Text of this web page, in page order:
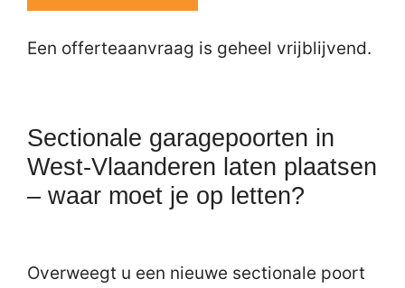
Een offerteaanvraag is geheel vrijblijvend.
Sectionale garagepoorten in
West-Vlaanderen laten plaatsen
– waar moet je op letten?
Overweegt u een nieuwe sectionale poort